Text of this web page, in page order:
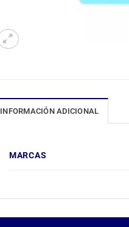
INFORMACIÓN ADICIONAL
MARCAS